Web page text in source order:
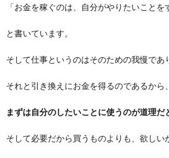
「お金を稼ぐのは、自分がやりたいことを
と書いています。
そして仕事というのはそのための我慢であ
それと引き換えにお金を得るのであるから、
まずは自分のしたいことに使うのが道理だ
そして必要だから買うものよりも、欲しい